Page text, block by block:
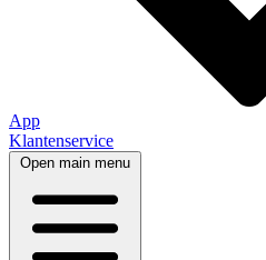
App
Klantenservice
Open main menu